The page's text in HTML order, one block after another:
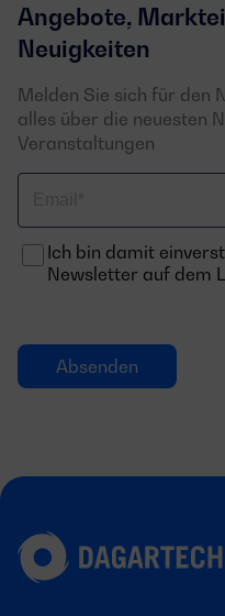
Angebote,
Neuigkeiten
Melden Sie sich für den
alles über die neuesten
Veranstaltungen
Ich bin damit
Newsletter auf dem